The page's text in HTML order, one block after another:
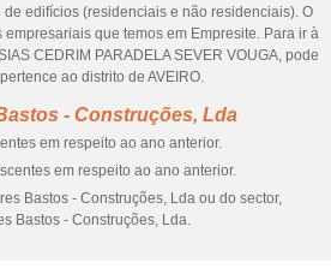
edifícios (residenciais e não residenciais). O
que temos em Empresite. Para ir à
CEDRIM PARADELA SEVER VOUGA, pode
ao distrito de AVEIRO.
- Construções, Lda
em respeito ao ano anterior.
em respeito ao ano anterior.
Bastos - Construções, Lda ou do sector,
Bastos - Construções, Lda.